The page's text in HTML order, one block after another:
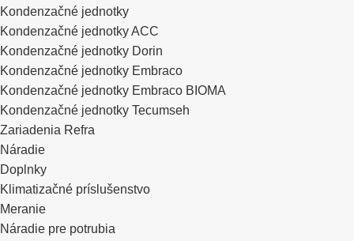
Kondenzačné jednotky
Kondenzačné jednotky ACC
Kondenzačné jednotky Dorin
Kondenzačné jednotky Embraco
Kondenzačné jednotky Embraco BIOMA
Kondenzačné jednotky Tecumseh
Zariadenia Refra
Náradie
Doplnky
Klimatizačné príslušenstvo
Meranie
Náradie pre potrubia